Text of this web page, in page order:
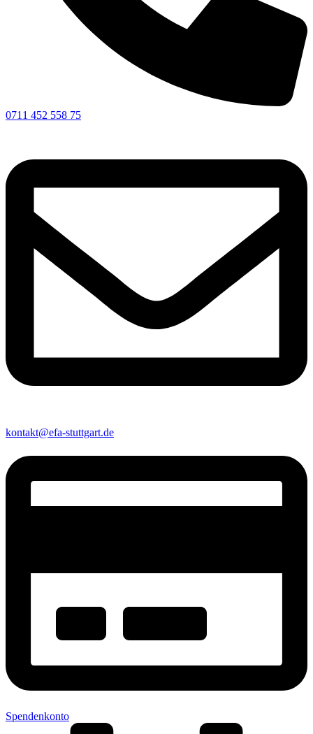
0711 452 558 75
kontakt@efa-stuttgart.de
Spendenkonto